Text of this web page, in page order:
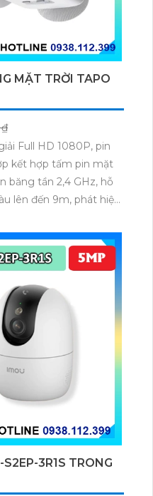
MẶT TRỜI TAPO
Full HD 1080P, pin
kết hợp tấm pin mặt
băng tần 2,4 GHz, hỗ
lên đến 9m, phát hiện
512GB.
3R1S TRONG